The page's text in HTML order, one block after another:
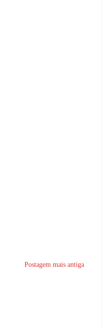
Postagem mais antiga